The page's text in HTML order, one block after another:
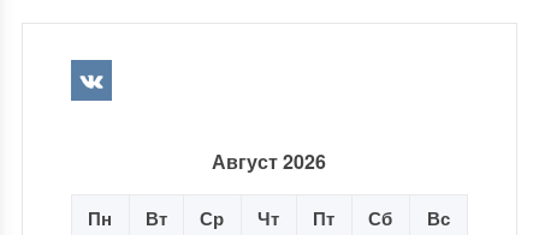
Август 2026
Пн Вт Ср Чт Пт Сб Вс